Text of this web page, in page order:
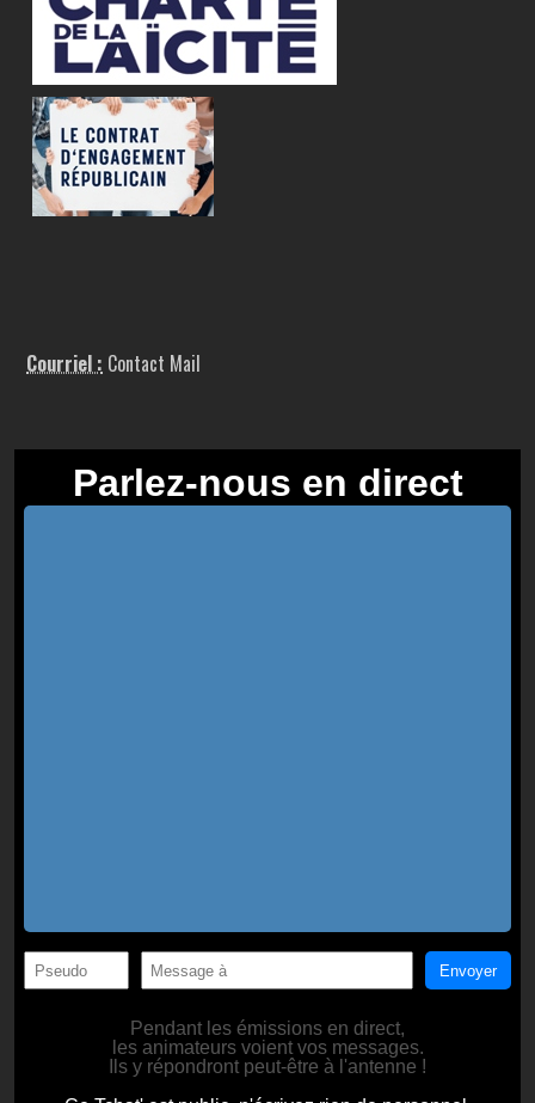
Courriel : Contact Mail